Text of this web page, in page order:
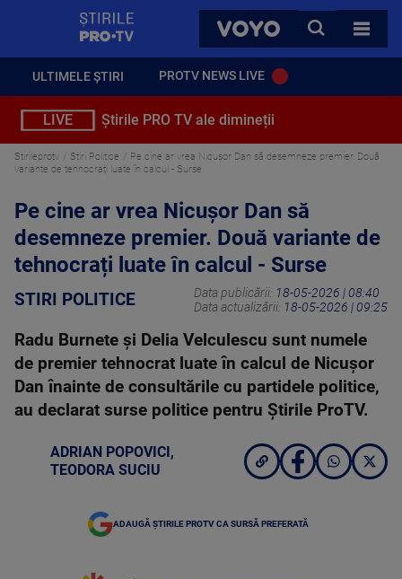
VOYO
CAUTA
TOATE
ULTIMELE ȘTIRI PROTV NEWS LIVE
LIVE Știrile PRO TV ale dimineții
Stirileprotv Stiri Politice
Pe cine ar vrea Nicușor Dan să desemneze premier. Două
variante de tehnocrați luate în calcul - Surse
Pe cine ar vrea Nicușor Dan să
desemneze premier. Două variante de
tehnocrați luate în calcul - Surse
STIRI POLITICE Data publicării: 18-05-2026 | 08:40
Data actualizării: 18-05-2026 | 09:25
Radu Burnete și Delia Velculescu sunt numele
de premier tehnocrat luate în calcul de Nicușor
Dan înainte de consultările cu partidele politice,
au declarat surse politice pentru Știrile ProTV.
ADRIAN POPOVICI,
TEODORA SUCIU
ADAUGĂ ȘTIRILE PROTV CA SURSĂ PREFERATĂ